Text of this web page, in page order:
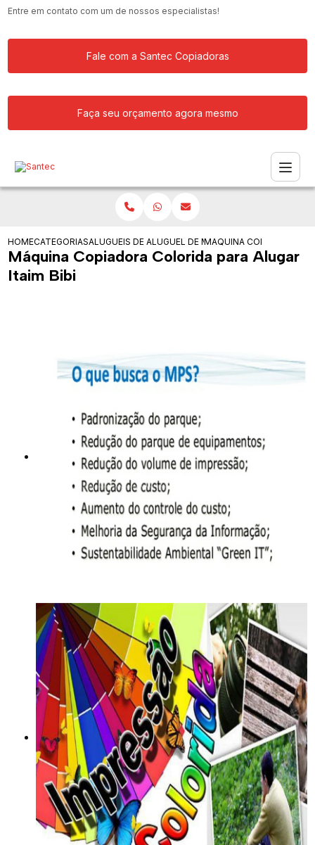
Entre em contato com um de nossos especialistas!
Fale com a Santec Copiadoras
Faça seu orçamento agora mesmo
HOMECATEGORIASALUGUEIS DE COPIADORASALUGUEL DE MAQUINA COPIADORA
MAQUINA COPIADORA
Máquina Copiadora Colorida para Alugar
Itaim Bibi